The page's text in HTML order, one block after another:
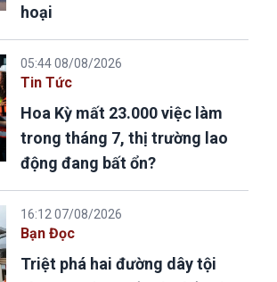
hoại
05:44 08/08/2026
Tin Tức
Hoa Kỳ mất 23.000 việc làm
trong tháng 7, thị trường lao
động đang bất ổn?
16:12 07/08/2026
Bạn Đọc
Triệt phá hai đường dây tội